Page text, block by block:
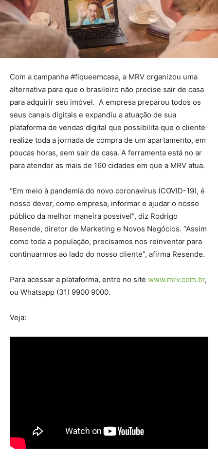
Com a campanha #fiqueemcasa, a MRV organizou uma
alternativa para que o brasileiro não precise sair de casa
para adquirir seu imóvel. A empresa preparou todos os
seus canais digitais e expandiu a atuação de sua
plataforma de vendas digital que possibilita que o cliente
realize toda a jornada de compra de um apartamento, em
poucas horas, sem sair de casa. A ferramenta está no ar
para atender as mais de 160 cidades em que a MRV atua.
“Em meio à pandemia do novo coronavírus (COVID-19), é
nosso dever, como empresa, informar e ajudar o nosso
público da melhor maneira possível”, diz Rodrigo
Resende, diretor de Marketing e Novos Negócios. “Assim
como toda a população, precisamos nos reinventar para
continuarmos ao lado do nosso cliente”, afirma Resende.
Para acessar a plataforma, entre no site www.mrv.com.br,
ou Whatsapp (31) 9900 9000.
Veja: